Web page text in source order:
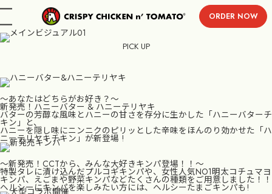
menu ORDER NOW
PICK UP
〜あなたはどちらがお好き？〜
新発売！ハニーバター & ハニーテリヤキ
バターの芳醇な風味とハニーの甘さを存分に生かした「ハニーバターチ
キン」と、
ハニーを隠し味にニンニクのピリッとした辛味をほんのり効かせた「ハ
ニーテリヤキチキン」が新登場 !
〜新発売！CCTから、みんな大好きキンパ登場！！〜
特製タレに漬け込んだプルコギキンパや、女性人気NO1明太コチュマヨ
キンパ、えごまや野菜キンパなどたくさんの種類をご用意しました！！
ヘルシーにキンパを楽しみたい方には、ヘルシーたまごキンパも!